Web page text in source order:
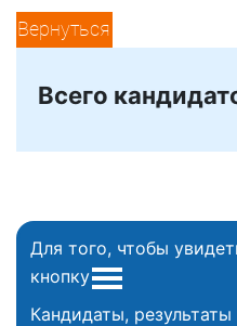
Вернуться
Всего
Для того, чтобы
кнопку
Кандидаты,